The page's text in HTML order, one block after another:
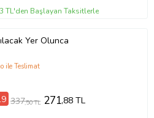
TL'den Başlayan Taksitlerle
Yer Olunca
ile Teslimat
337,50 TL 271,88 TL